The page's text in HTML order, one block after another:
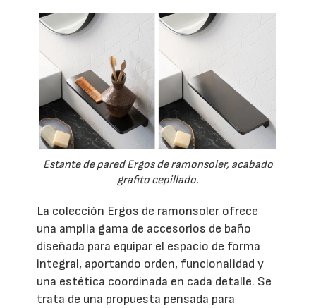
Estante de pared Ergos de ramonsoler, acabado
grafito cepillado.
La colección Ergos de ramonsoler ofrece
una amplia gama de accesorios de baño
diseñada para equipar el espacio de forma
integral, aportando orden, funcionalidad y
una estética coordinada en cada detalle. Se
trata de una propuesta pensada para